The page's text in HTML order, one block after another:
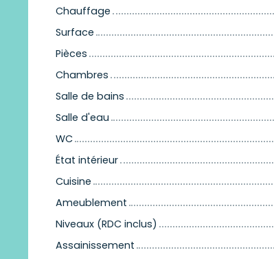
Chauffage
Surface
Pièces
Chambres
Salle de bains
Salle d'eau
WC
État intérieur
Cuisine
Ameublement
Niveaux (RDC inclus)
Assainissement